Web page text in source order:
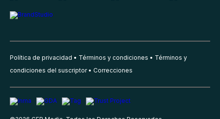
Política de privacidad Términos y condiciones
Términos y
condiciones del suscriptor
Correcciones